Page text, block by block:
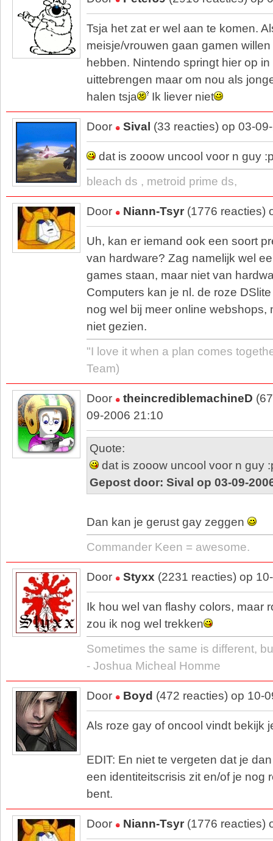
Tsja het zat er wel aan te komen.
meisje/vrouwen gaan gamen
hebben. Nintendo springt hier op
uittebrengen maar om nou als
halen tsja
Ik liever niet
Door Sival (33 reacties) op 03-
dat is zooow uncool voor n guy
bleach ds , metroid prime ds,
Door Niann-Tsyr (1776 reacties)
Uh, kan er iemand ook een soort
van hardware? Zag namelijk wel
games staan, maar niet van
Computers kan je nl. de roze
nog wel bij meer online webshops,
niet gezien.
"I love it when a plan comes
Team)
Door theincrediblemachineD
09-2006 21:10
Quote:
dat is zooow uncool voor n guy
Gepost door: Sival op 03-09-
Dan kan je gerust gay zeggen
Commander Keen = awesome.
Door Styxx (2231 reacties) op
Ik hou wel van flashy colors, maar
zou ik nog wel trekken
Sometimes the same is different,
- Joshua Micheal Homme
Door Boyd (472 reacties) op 10-
Als roze gay of oncool vindt bekijk
EDIT: En niet te vergeten dat je
een identiteitscrisis zit en/of je nog
bent.
Door Niann-Tsyr (1776 reacties)